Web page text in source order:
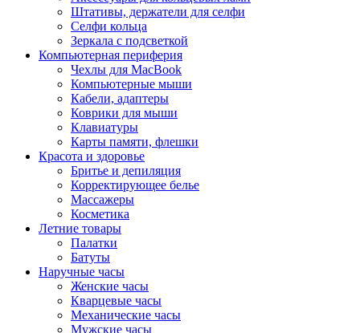
Штативы, держатели для селфи
Селфи кольца
Зеркала с подсветкой
Компьютерная периферия
Чехлы для MacBook
Компьютерные мыши
Кабели, адаптеры
Коврики для мыши
Клавиатуры
Карты памяти, флешки
Красота и здоровье
Бритье и депиляция
Корректирующее белье
Массажеры
Косметика
Летние товары
Палатки
Батуты
Наручные часы
Женские часы
Кварцевые часы
Механические часы
Мужские часы